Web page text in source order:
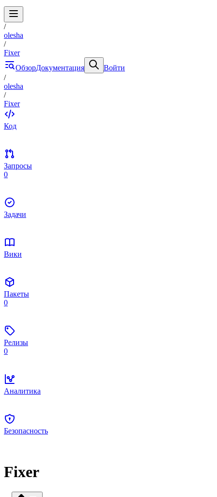
/
olesha
/
Fixer
ОбзорДокументация
Войти
/
olesha
/
Fixer
Код
Запросы
0
Задачи
Вики
Пакеты
0
Релизы
0
Аналитика
Безопасность
Fixer